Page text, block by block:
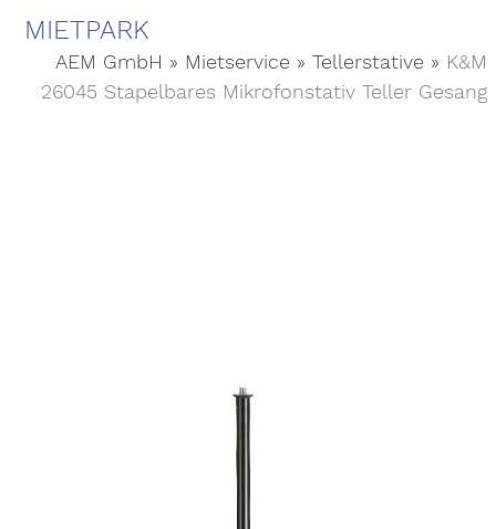
MIETPARK
AEM GmbH » Mietservice »Tellerstative » K&M
26045 Stapelbares Mikrofonstativ Teller Gesang